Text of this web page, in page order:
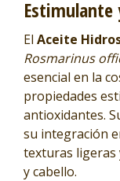
El Aceite
Rosmarinus
esencial en la
propiedades
antioxidantes.
su integración
texturas ligeras
y cabello.